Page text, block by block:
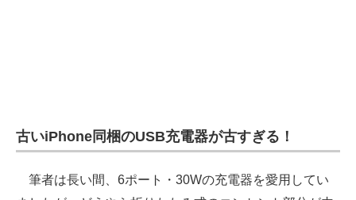
古いiPhone同梱のUSB充電器が古すぎる！
筆者は長い間、6ポート・30Wの充電器を愛用してい